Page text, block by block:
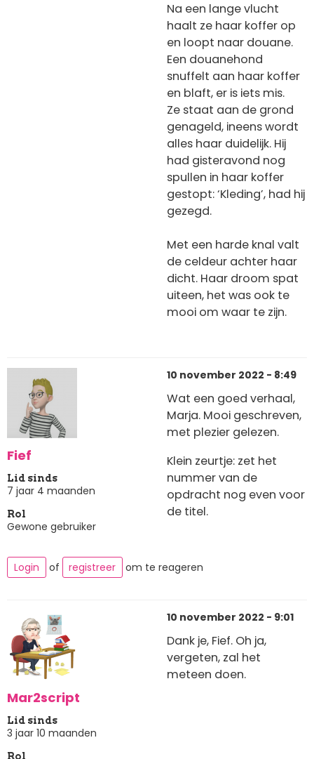
Na een lange vlucht
haalt ze haar koffer op
en loopt naar douane.
Een douanehond
snuffelt aan haar koffer
en blaft, er is iets mis.
Ze staat aan de grond
genageld, ineens wordt
alles haar duidelijk. Hij
had gisteravond nog
spullen in haar koffer
gestopt: ‘Kleding’, had hij
gezegd.
Met een harde knal valt
de celdeur achter haar
dicht. Haar droom spat
uiteen, het was ook te
mooi om waar te zijn.
Fief
Lid sinds
7 jaar 4 maanden
Rol
Gewone gebruiker
10 november 2022 - 8:49
Wat een goed verhaal,
Marja. Mooi geschreven,
met plezier gelezen.
Klein zeurtje: zet het
nummer van de
opdracht nog even voor
de titel.
Login of registreer om te reageren
Mar2script
Lid sinds
3 jaar 10 maanden
Rol
10 november 2022 - 9:01
Dank je, Fief. Oh ja,
vergeten, zal het
meteen doen.